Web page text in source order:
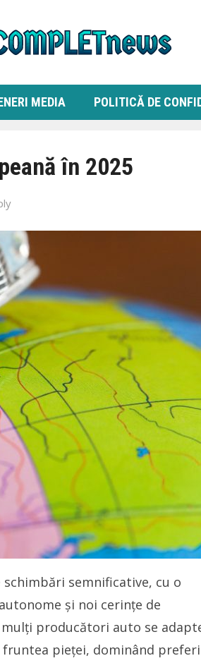
MEDIA POLITICĂ DE
în 2025
semnificative, cu o
și noi cerințe de
producători auto se
pieței, dominând